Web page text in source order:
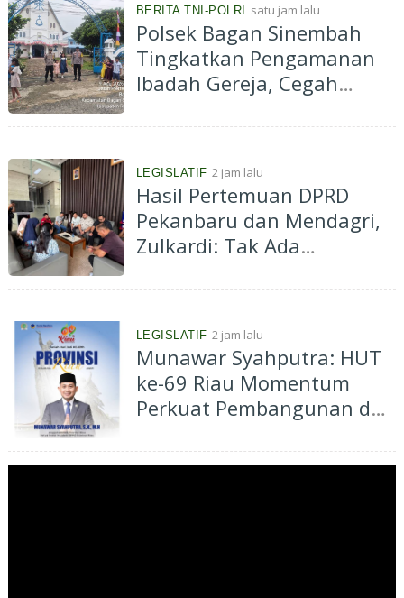
BERITA TNI-POLRI satu jam lalu
Polsek Bagan Sinembah
Tingkatkan Pengamanan
Ibadah Gereja, Cegah
LEGISLATIF 2 jam lalu
Hasil Pertemuan DPRD
Pekanbaru dan Mendagri,
Zulkardi: Tak Ada
133 HGB Pedagang STC,
Rekomendasi Dibuka Jika
Memang Ada!
LEGISLATIF 2 jam lalu
Munawar Syahputra: HUT
ke-69 Riau Momentum
Perkuat Pembangunan dan